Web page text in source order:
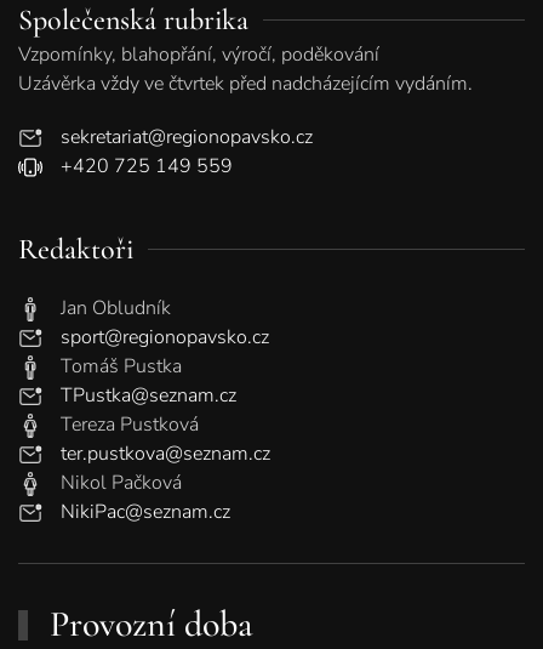
Společenská rubrika
Vzpomínky, blahopřání, výročí, poděkování
Uzávěrka vždy ve čtvrtek před nadcházejícím vydáním.
sekretariat@regionopavsko.cz
+420 725 149 559
Redaktoři
Jan Obludník
sport@regionopavsko.cz
Tomáš Pustka
TPustka@seznam.cz
Tereza Pustková
ter.pustkova@seznam.cz
Nikol Pačková
NikiPac@seznam.cz
Provozní doba